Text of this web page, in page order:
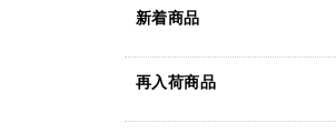
新着商品
再入荷商品